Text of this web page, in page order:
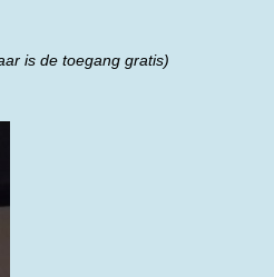
is de toegang gratis)